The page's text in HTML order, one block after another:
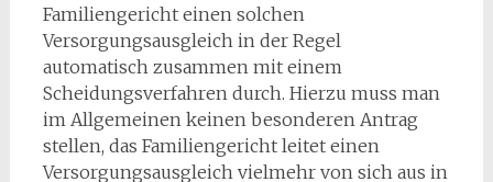
Familiengericht einen solchen
Versorgungsausgleich in der Regel
automatisch zusammen mit einem
Scheidungsverfahren durch. Hierzu muss man
im Allgemeinen keinen besonderen Antrag
stellen, das Familiengericht leitet einen
Versorgungsausgleich vielmehr von sich aus in